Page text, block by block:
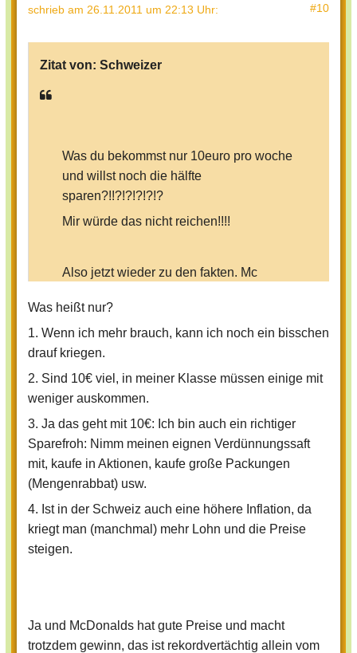
schrieb am 26.11.2011 um 22:13 Uhr: #10
Zitat von: Schweizer
Was du bekommst nur 10euro pro woche
und willst noch die hälfte
sparen?!!?!?!?!?!?
Mir würde das nicht reichen!!!!
Also jetzt wieder zu den fakten. Mc
9,6 milliarden doller. Mc donalds hat auf
der welt 31500 vilialen.
Was heißt nur?
1. Wenn ich mehr brauch, kann ich noch ein bisschen
drauf kriegen.
2. Sind 10€ viel, in meiner Klasse müssen einige mit
weniger auskommen.
3. Ja das geht mit 10€: Ich bin auch ein richtiger
Sparefroh: Nimm meinen eignen Verdünnungssaft
mit, kaufe in Aktionen, kaufe große Packungen
(Mengenrabbat) usw.
4. Ist in der Schweiz auch eine höhere Inflation, da
kriegt man (manchmal) mehr Lohn und die Preise
steigen.
Ja und McDonalds hat gute Preise und macht
trotzdem gewinn, das ist rekordvertächtig allein vom